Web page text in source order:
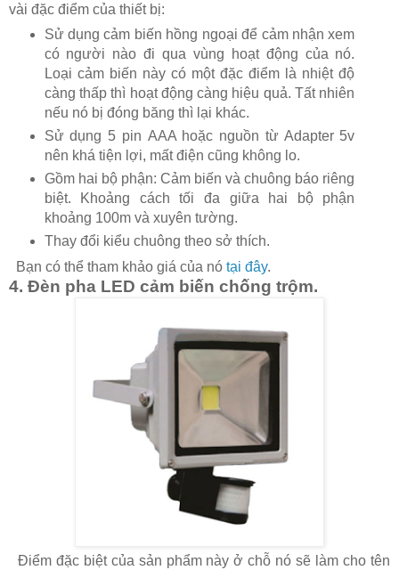
vài đặc điểm của thiết bị:
Sử dụng cảm biến hồng ngoại để cảm nhận xem
có người nào đi qua vùng hoạt động của nó.
Loại cảm biến này có một đặc điểm là nhiệt độ
càng thấp thì hoạt động càng hiệu quả. Tất nhiên
nếu nó bị đóng băng thì lại khác.
Sử dụng 5 pin AAA hoặc nguồn từ Adapter 5v
nên khá tiện lợi, mất điện cũng không lo.
Gồm hai bộ phận: Cảm biến và chuông báo riêng
biệt. Khoảng cách tối đa giữa hai bộ phận
khoảng 100m và xuyên tường.
Thay đổi kiểu chuông theo sở thích.
Bạn có thể tham khảo giá của nó tại đây.
4. Đèn pha LED cảm biến chống trộm.
Điểm đặc biệt của sản phẩm này ở chỗ nó sẽ làm cho tên